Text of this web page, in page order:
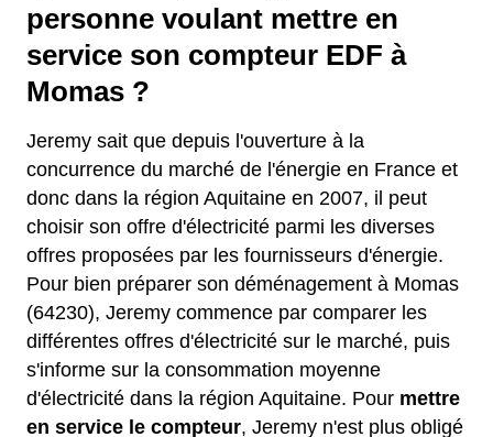
personne voulant mettre en
service son compteur EDF à
Momas ?
Jeremy sait que depuis l'ouverture à la
concurrence du marché de l'énergie en France et
donc dans la région Aquitaine en 2007, il peut
choisir son offre d'électricité parmi les diverses
offres proposées par les fournisseurs d'énergie.
Pour bien préparer son déménagement à Momas
(64230), Jeremy commence par comparer les
différentes offres d'électricité sur le marché, puis
s'informe sur la consommation moyenne
d'électricité dans la région Aquitaine. Pour mettre
en service le compteur, Jeremy n'est plus obligé